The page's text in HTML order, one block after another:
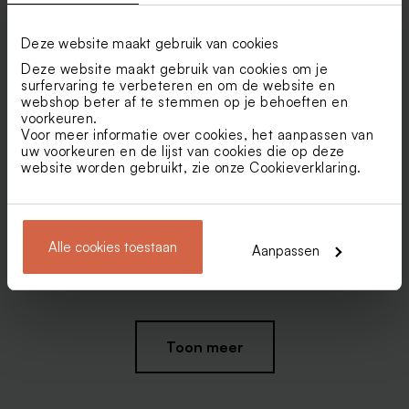
Deze website maakt gebruik van cookies
Deze website maakt gebruik van cookies om je
surfervaring te verbeteren en om de website en
webshop beter af te stemmen op je behoeften en
voorkeuren.
Voor meer informatie over cookies, het aanpassen van
uw voorkeuren en de lijst van cookies die op deze
website worden gebruikt, zie onze Cookieverklaring.
Alle cookies toestaan Aanpassen
Enveloppen
Liggende envelop met
puntklep ecru
Toon meer